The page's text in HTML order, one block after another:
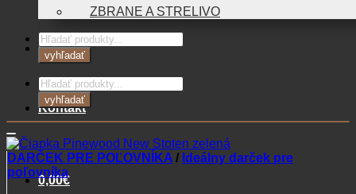
Blog
Kontakt
0,00€
ZBRANE A STRELIVO
Products
search
vyhľadať
Products
search
vyhľadať
DARČEK PRE POĽOVNÍKA / Ideálny darček pre
poľovníka